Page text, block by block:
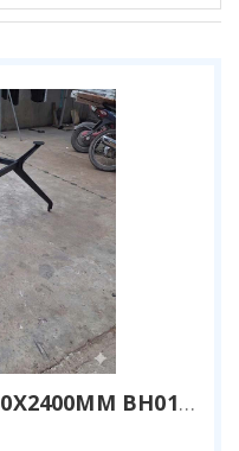
CHÂN BÀN HỌP KT 1200X2400MM BH01-1224